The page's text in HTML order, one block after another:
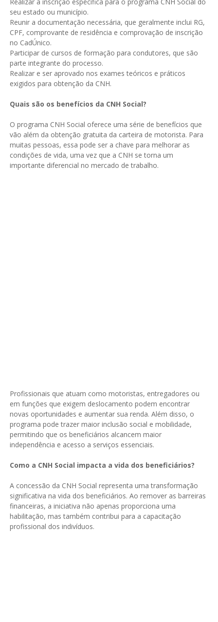
seu estado ou município.
Reunir a documentação necessária, que geralmente inclui RG,
CPF, comprovante de residência e comprovação de inscrição
no CadÚnico.
Participar de cursos de formação para condutores, que são
parte integrante do processo.
Realizar e ser aprovado nos exames teóricos e práticos
exigidos para obtenção da CNH.
Quais são os benefícios da CNH Social?
O programa CNH Social oferece uma série de benefícios que
vão além da obtenção gratuita da carteira de motorista. Para
muitas pessoas, essa pode ser a chave para melhorar as
condições de vida, uma vez que a CNH se torna um
importante diferencial no mercado de trabalho.
Profissionais que atuam como motoristas, entregadores ou
em funções que exigem deslocamento podem encontrar
novas oportunidades e aumentar sua renda. Além disso, o
programa pode trazer maior inclusão social e mobilidade,
permitindo que os beneficiários alcancem maior
independência e acesso a serviços essenciais.
Como a CNH Social impacta a vida dos beneficiários?
A concessão da CNH Social representa uma transformação
significativa na vida dos beneficiários. Ao remover as barreiras
financeiras, a iniciativa não apenas proporciona uma
habilitação, mas também contribui para a capacitação
profissional dos indivíduos.